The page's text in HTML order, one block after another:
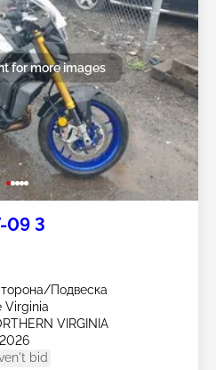
for more images
09 3
Подвеска
Virginia
VIRGINIA
bid